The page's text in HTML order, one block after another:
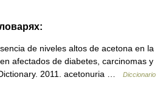
de niveles altos de acetona en la
afectados de diabetes, carcinomas y
2011. acetonuria …
Diccionario